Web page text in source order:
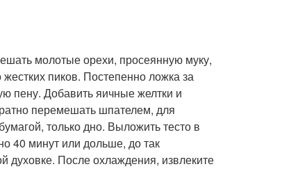
молотые орехи, просеянную муку,
пиков. Постепенно ложка за
пену. Добавить яичные желтки и
перемешать шпателем, для
только дно. Выложить тесто в
40 минут или дольше, до так
духовке. После охлаждения, извлеките